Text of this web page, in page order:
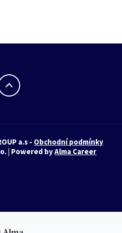
a.s - Obchodní podmínky
| Powered byAlma Career